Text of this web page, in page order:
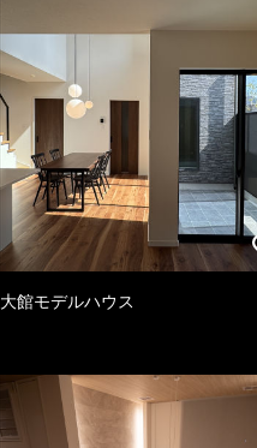
大館モデルハウス